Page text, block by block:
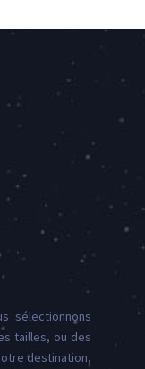
sélectionnons
tailles, ou des
destination,